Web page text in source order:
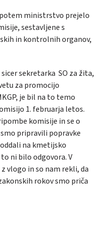
potem ministrstvo prejelo
sestavljene s
in kontrolnih organov,
sicer sekretarka SO za žita,
za promocijo
je bil na to temo
1. februarja letos.
komisije in se o
pripravili popravke
na kmetijsko
ni bilo odgovora. V
vlogo in so nam rekli, da
rokov smo priča